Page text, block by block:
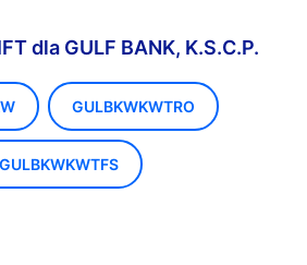
dla GULF BANK, K.S.C.P.
GULBKWKWTRO
GULBKWKWTFS